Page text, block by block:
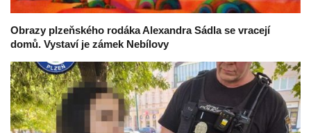
Obrazy plzeňského rodáka Alexandra Sádla se vracejí
domů. Vystaví je zámek Nebílovy